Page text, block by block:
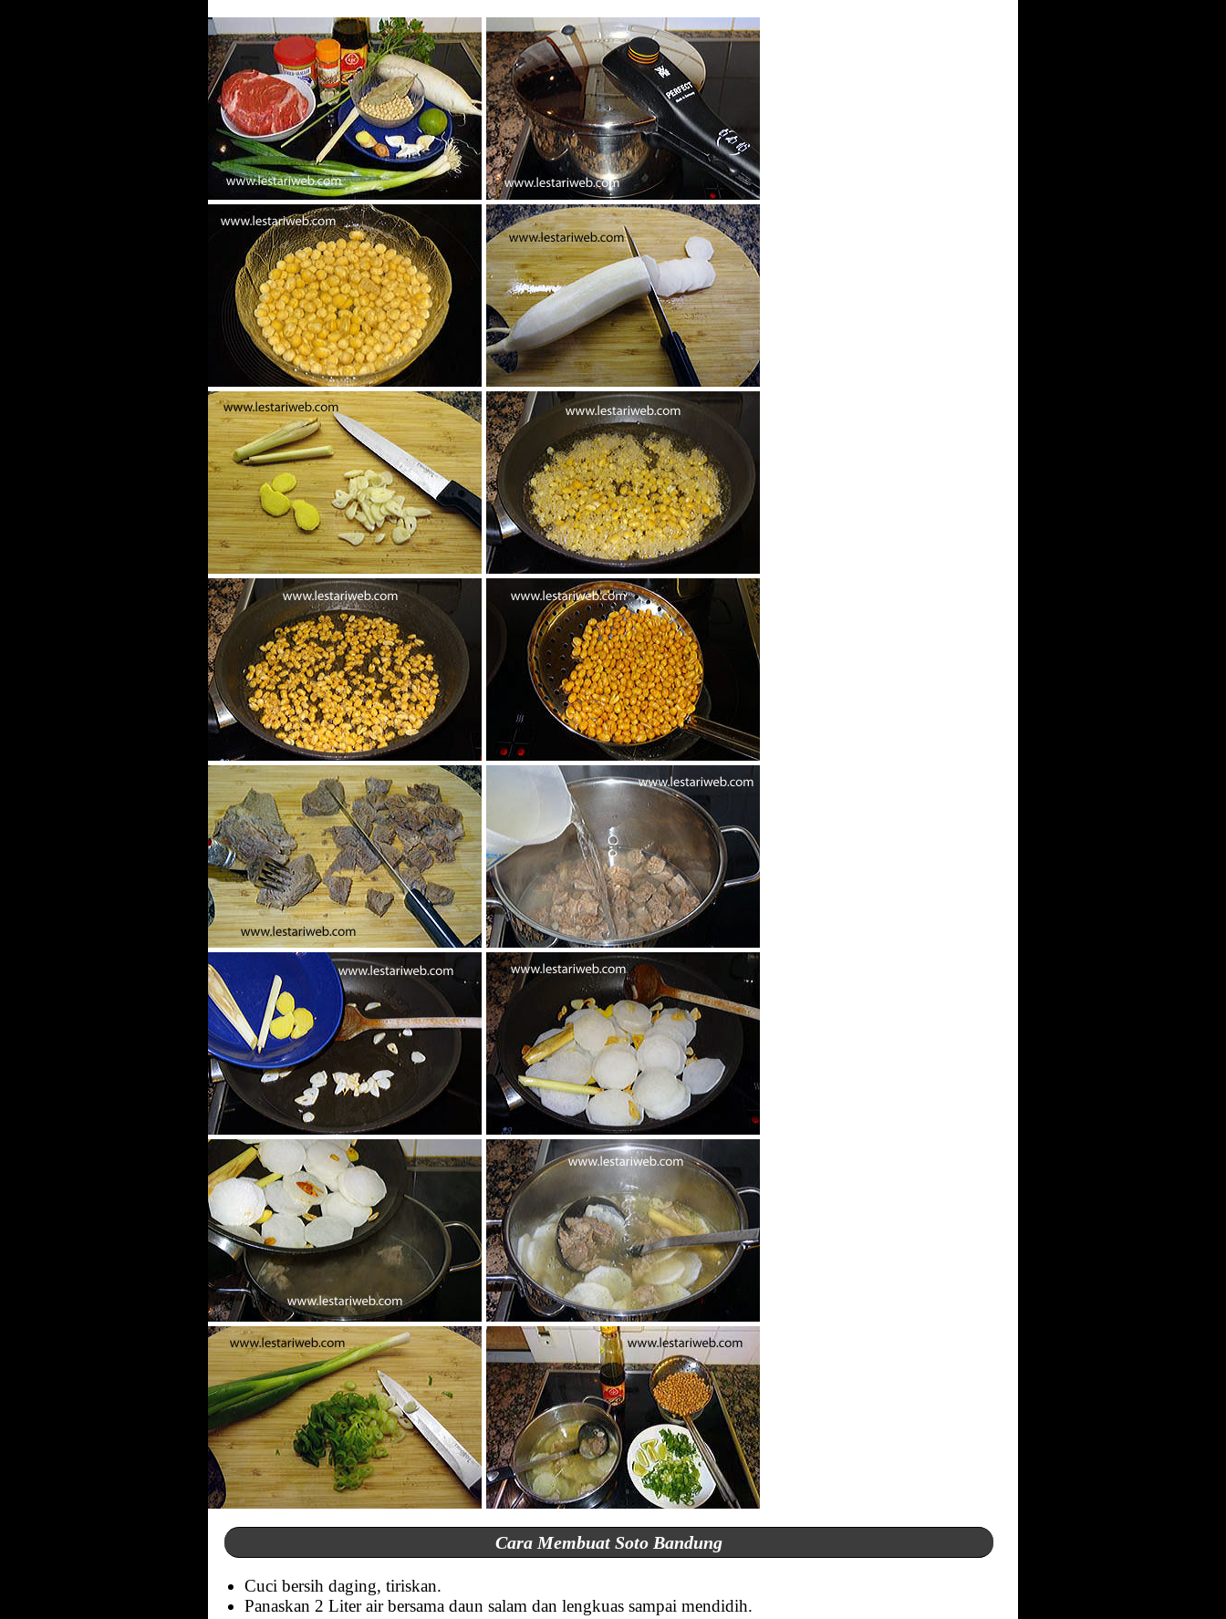
Cara Membuat Soto Bandung
Cuci bersih daging, tiriskan.
Panaskan 2 Liter air bersama daun salam dan lengkuas sampai mendidih.